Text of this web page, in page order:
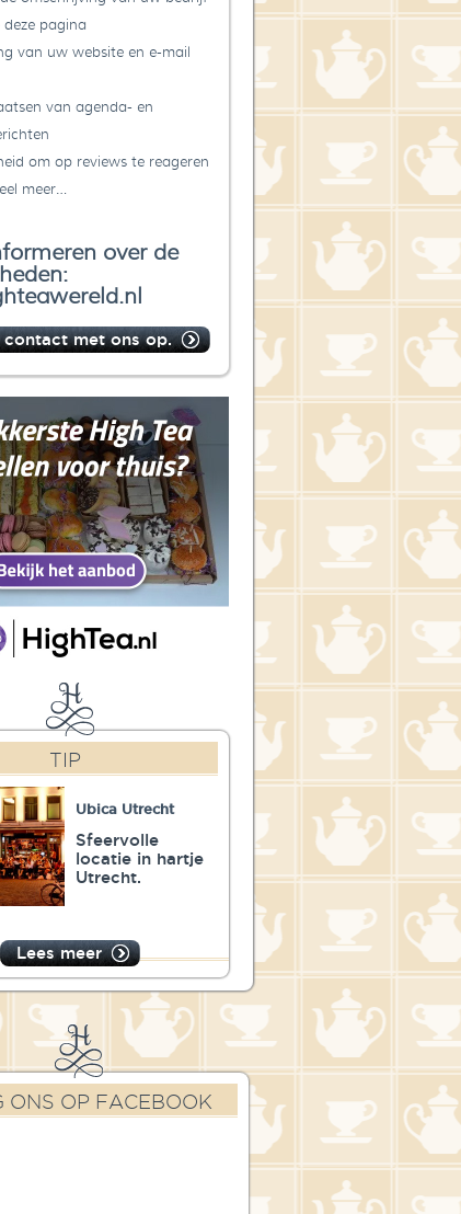
deze pagina
van uw website en e-mail
van agenda- en
om op reviews te reageren
meer…
over de
contact met ons op.
TIP
Ubica Utrecht
Sfeervolle
locatie in hartje
Utrecht.
Lees meer
ONS OP FACEBOOK